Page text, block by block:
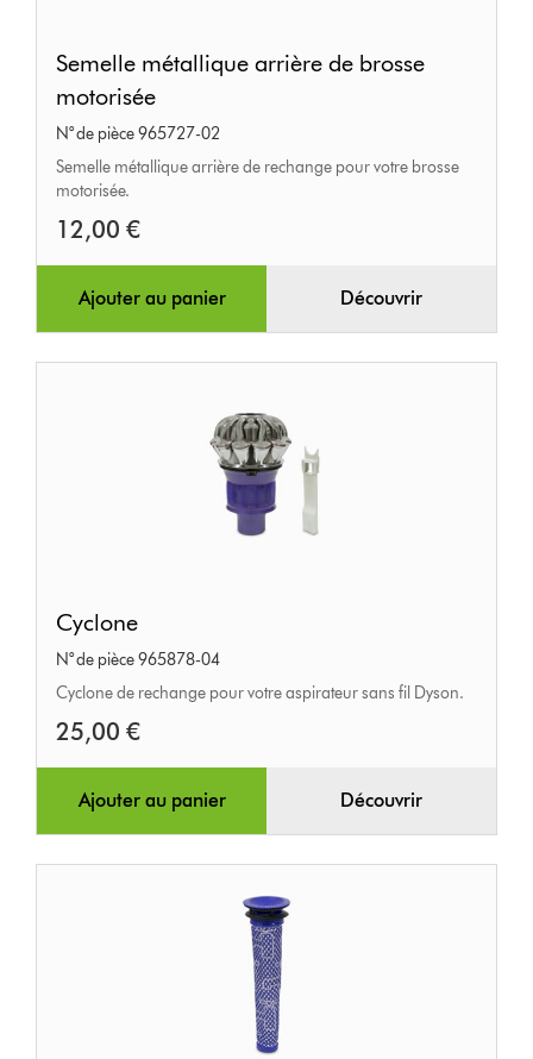
métallique
arrière
de
brosse
Semelle métallique arrière de brosse
motorisée
N° de pièce 965727-02
Semelle métallique arrière de rechange pour votre brosse
motorisée.
12,00 €
Ajouter au panier Découvrir
Cyclone
N° de pièce 965878-04
Cyclone de rechange pour votre aspirateur sans fil Dyson.
25,00 €
Ajouter au panier Découvrir